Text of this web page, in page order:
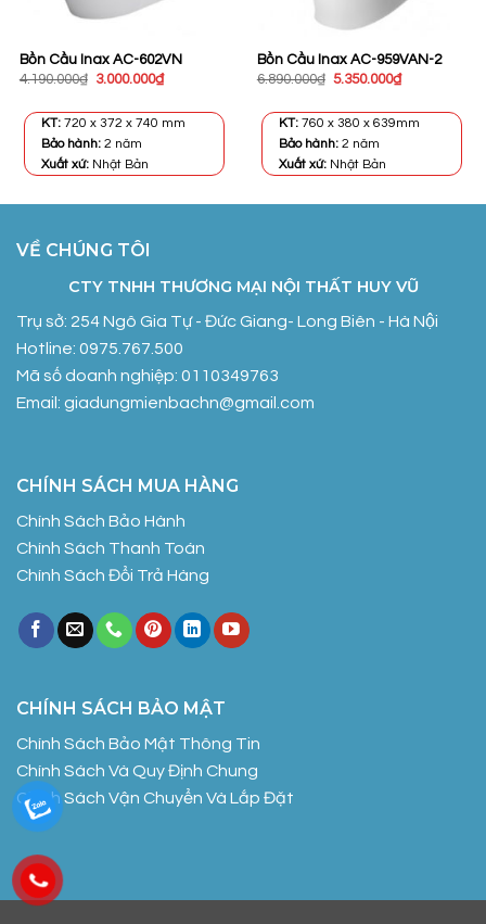
Bồn Cầu Inax AC-602VN
4.190.000₫ Giá
4.190.000₫.
3.000.000₫Giá
là:
KT: 720 x 372 x 740 mm
Bảo hành:2 năm
Xuất xứ: Nhật Bản
Bồn Cầu Inax AC-959VAN-2
6.890.000₫ Giá
6.890.000₫.
5.350.000₫Giá
là:
KT: 760 x 380 x 639mm
Bảo hành:2 năm
Xuất xứ: Nhật Bản
VỀ CHÚNG TÔI
CTY TNHH THƯƠNG MẠI NỘI THẤT HUY VŨ
Trụ sở: 254 Ngô Gia Tự - Đức Giang- Long Biên - Hà Nội
Hotline: 0975.767.500
Mã số doanh nghiệp: 0110349763
Email: giadungmienbachn@gmail.com
CHÍNH SÁCH MUA HÀNG
Chính Sách Bảo Hành
Chính Sách Thanh Toán
Chính Sách Đổi Trả Hàng
CHÍNH SÁCH BẢO MẬT
Chính Sách Bảo Mật Thông Tin
Chính Sách Và Quy Định Chung
Chính Sách Vận Chuyển Và Lắp Đặt